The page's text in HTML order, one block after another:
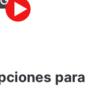
para